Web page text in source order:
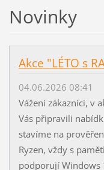
Novinky
Akce "LÉTO s
04.06.2026 08:41
Vážení zákazníci, v
Vás připravili
stavíme na
Ryzen, vždy s
podporují Windows